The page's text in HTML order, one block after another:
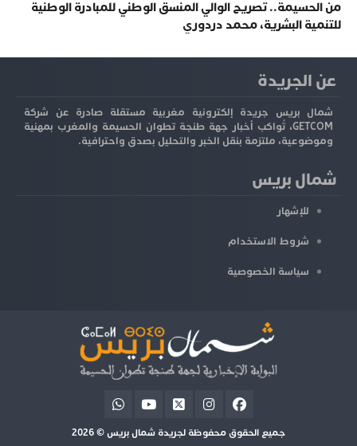
من الحسيمة.. تصريح الوالي المنسق الوطني للمبادرة الوطنية
للتنمية البشرية، محمد دردوري
عن الجريدة
شمال بريس جريدة إلكترونية مغربية مستقلة صادرة عن شركة
GETCOM، تُواكب أخبار جهة طنجة تطوان الحسيمة والمغرب بمهنية
وموضوعية، ملتزمة بنقل الخبر والتحليل بصدق واحترافية.
شمال بريس
للإشهار
شروط الاستخدام
سياسة الخصوصية
جميع الحقوق محفوظة لجريدة شمال بريس © 2026